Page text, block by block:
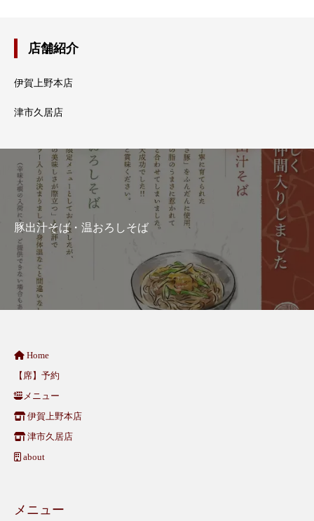
店舗紹介
伊賀上野本店
津市久居店
豚出汁そば・温おろしそば
Home
【席】予約
メニュー
伊賀上野本店
津市久居店
about
メニュー